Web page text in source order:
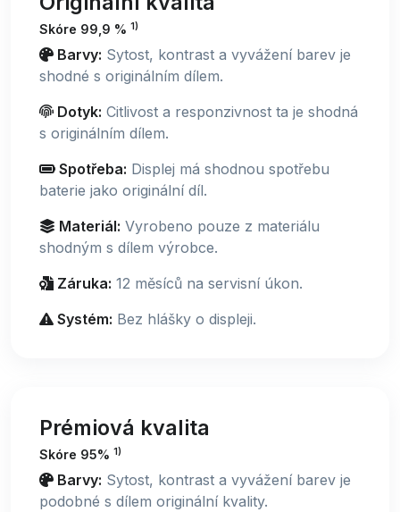
Skóre 99,9 % 1)
Barvy: Sytost, kontrast a vyvážení barev je
shodné s originálním dílem.
Dotyk: Citlivost a responzivnost ta je shodná
s originálním dílem.
Spotřeba: Displej má shodnou spotřebu
baterie jako originální díl.
Materiál: Vyrobeno pouze z materiálu
shodným s dílem výrobce.
Záruka: 12 měsíců na servisní úkon.
Systém: Bez hlášky o displeji.
Prémiová kvalita
Skóre 95% 1)
Barvy: Sytost, kontrast a vyvážení barev je
podobné s dílem originální kvality.